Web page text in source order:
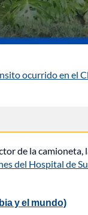
ocurrido en el
de la camioneta,
del Hospital de
y el mundo)